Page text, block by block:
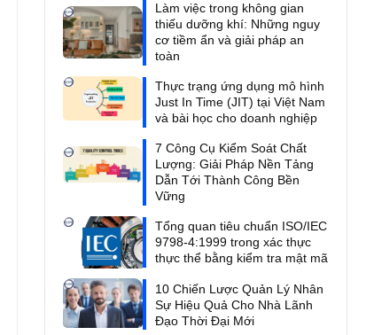
Làm việc trong không gian
thiếu dưỡng khí: Những nguy
cơ tiềm ẩn và giải pháp an
toàn
Thực trạng ứng dụng mô hình
Just In Time (JIT) tại Việt Nam
và bài học cho doanh nghiệp
7 Công Cụ Kiểm Soát Chất
Lượng: Giải Pháp Nền Tảng
Dẫn Tới Thành Công Bền
Vững
Tổng quan tiêu chuẩn ISO/IEC
9798-4:1999 trong xác thực
thực thể bằng kiểm tra mật mã
10 Chiến Lược Quản Lý Nhân
Sự Hiệu Quả Cho Nhà Lãnh
Đạo Thời Đại Mới